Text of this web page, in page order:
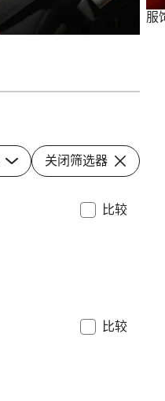
服
关闭筛选器
比较
比较